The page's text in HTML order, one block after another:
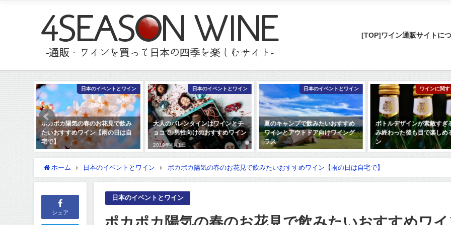
[TOP]ワイン通販サイトに
日本のイベントとワイン
ポカポカ陽気の春のお花見で飲み
たいおすすめワイン【雨の日は自
宅で】
2020年1月13日
日本のイベントとワイン
大人のバレンタインはワインとチ
ョコで♪男性向けのおすすめワイン
2019年4月1日
日本のイベントとワイン
夏のキャンプで飲みたいおすすめ
ワインとアウトドア向けワイング
ラス
ワインに関するコラム
ボトルデザインが素敵すぎる♥飲
み終わった後も目で楽しめるワイ
ホーム 日本のイベントとワイン ポカポカ陽気の春のお花見で飲みたいおすすめワイン【雨の日は自宅で】
シェア
日本のイベントとワイン
ポカポカ陽気の春のお花見で飲みたいおすすめワ